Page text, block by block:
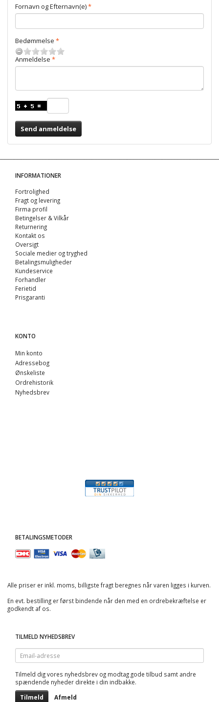
Fornavn og Efternavn(e)
Bedømmelse
Anmeldelse
Send anmeldelse
INFORMATIONER
Fortrolighed
Fragt og levering
Firma profil
Betingelser & Vilkår
Returnering
Kontakt os
Oversigt
Sociale medier og tryghed
Betalingsmuligheder
Kundeservice
Forhandler
Ferietid
Prisgaranti
KONTO
Min konto
Adressebog
Ønskeliste
Ordrehistorik
Nyhedsbrev
BETALINGSMETODER
Alle priser er inkl. moms, billigste fragt beregnes når varen ligges i kurven.
En evt. bestilling er først bindende når den med en ordrebekræftelse er
godkendt af os.
TILMELD NYHEDSBREV
Email-
adresse
Tilmeld dig vores nyhedsbrev og modtag gode tilbud samt andre
spændende nyheder direkte i din indbakke.
Tilmeld Afmeld